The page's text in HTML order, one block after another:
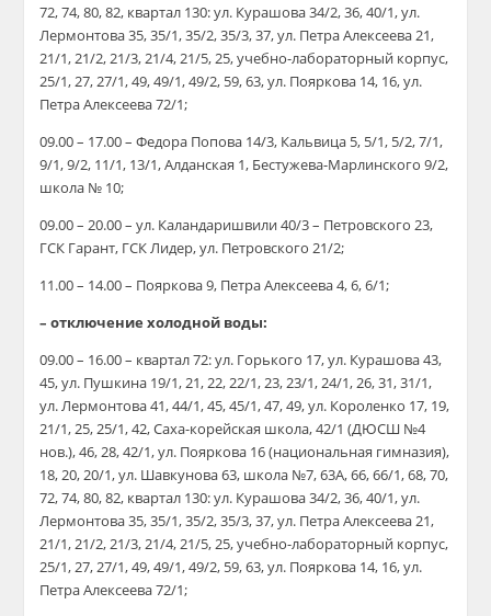
72, 74, 80, 82, квартал 130: ул. Курашова 34/2, 36, 40/1, ул.
Лермонтова 35, 35/1, 35/2, 35/3, 37, ул. Петра Алексеева 21,
21/1, 21/2, 21/3, 21/4, 21/5, 25, учебно-лабораторный корпус,
25/1, 27, 27/1, 49, 49/1, 49/2, 59, 63, ул. Пояркова 14, 16, ул.
Петра Алексеева 72/1;
09.00 – 17.00 – Федора Попова 14/3, Кальвица 5, 5/1, 5/2, 7/1,
9/1, 9/2, 11/1, 13/1, Алданская 1, Бестужева-Марлинского 9/2,
школа № 10;
09.00 – 20.00 – ул. Каландаришвили 40/3 – Петровского 23,
ГСК Гарант, ГСК Лидер, ул. Петровского 21/2;
11.00 – 14.00 – Пояркова 9, Петра Алексеева 4, 6, 6/1;
– отключение холодной воды:
09.00 – 16.00 – квартал 72: ул. Горького 17, ул. Курашова 43,
45, ул. Пушкина 19/1, 21, 22, 22/1, 23, 23/1, 24/1, 26, 31, 31/1,
ул. Лермонтова 41, 44/1, 45, 45/1, 47, 49, ул. Короленко 17, 19,
21/1, 25, 25/1, 42, Саха-корейская школа, 42/1 (ДЮСШ №4
нов.), 46, 28, 42/1, ул. Пояркова 16 (национальная гимназия),
18, 20, 20/1, ул. Шавкунова 63, школа №7, 63А, 66, 66/1, 68, 70,
72, 74, 80, 82, квартал 130: ул. Курашова 34/2, 36, 40/1, ул.
Лермонтова 35, 35/1, 35/2, 35/3, 37, ул. Петра Алексеева 21,
21/1, 21/2, 21/3, 21/4, 21/5, 25, учебно-лабораторный корпус,
25/1, 27, 27/1, 49, 49/1, 49/2, 59, 63, ул. Пояркова 14, 16, ул.
Петра Алексеева 72/1;